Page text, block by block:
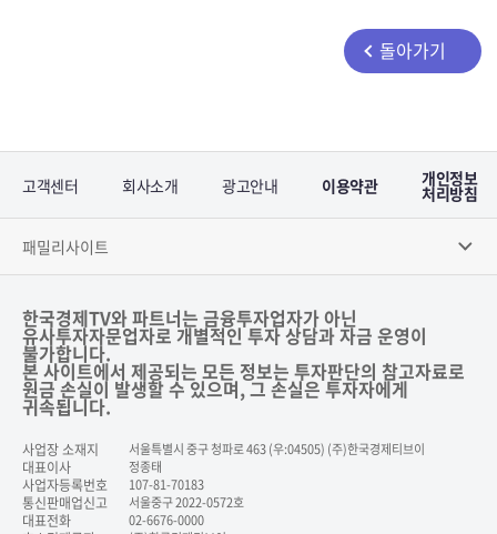
돌아가기
고객센터 회사소개 광고안내 이용약관 개인정보
처리방침
패밀리사이트
한국경제TV와 파트너는 금융투자업자가 아닌
유사투자자문업자로 개별적인 투자 상담과 자금 운영이
불가합니다.
본 사이트에서 제공되는 모든 정보는 투자판단의 참고자료로
원금 손실이 발생할 수 있으며, 그 손실은 투자자에게
귀속됩니다.
사업장 소재지 서울특별시 중구 청파로 463 (우:04505) (주)한국경제티브이
대표이사 정종태
사업자등록번호 107-81-70183
통신판매업신고 서울중구 2022-0572호
대표전화 02-6676-0000